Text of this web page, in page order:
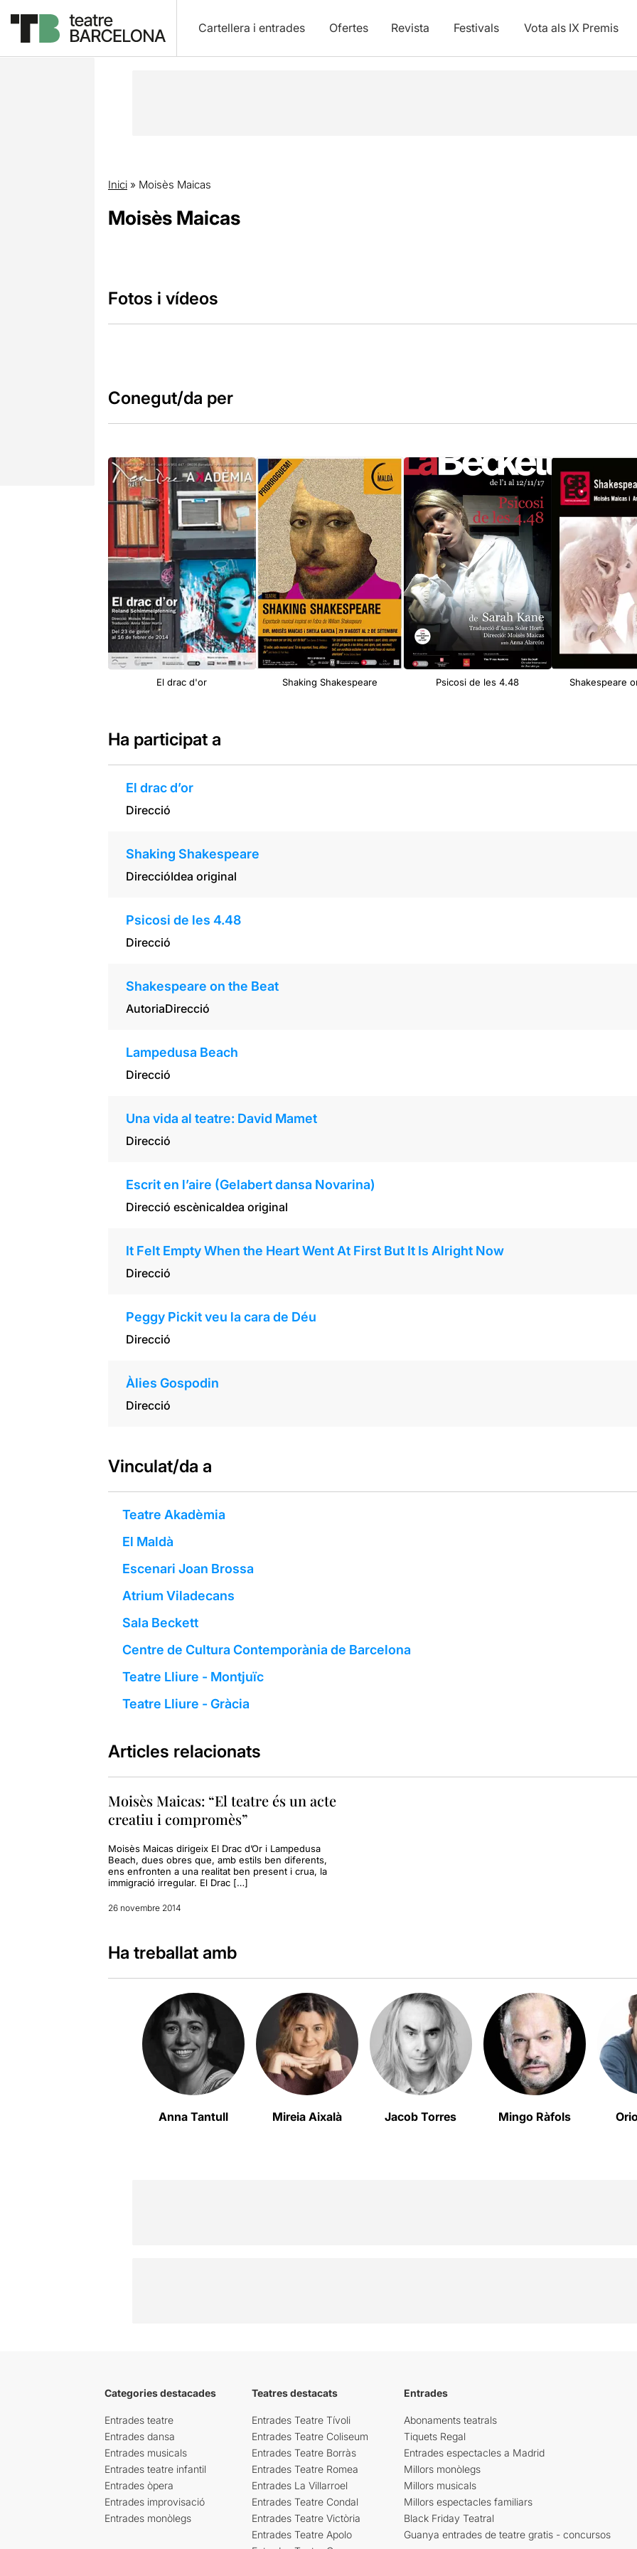
Cartellera i entrades Ofertes Revista Festivals Vota als IX Premis
Inici» Moisès Maicas
Moisès Maicas
Fotos i vídeos
Conegut/da per
El drac d'or Shaking Shakespeare Psicosi de les 4.48 Shakespeare
Ha participat a
El drac d’or
Direcció
Shaking Shakespeare
DireccióIdea original
Psicosi de les 4.48
Direcció
Shakespeare on the Beat
AutoriaDirecció
Lampedusa Beach
Direcció
Una vida al teatre: David Mamet
Direcció
Escrit en l’aire (Gelabert dansa Novarina)
Direcció escènicaIdea original
It Felt Empty When the Heart Went At First But It Is Alright Now
Direcció
Peggy Pickit veu la cara de Déu
Direcció
Àlies Gospodin
Direcció
Vinculat/da a
Teatre Akadèmia
El Maldà
Escenari Joan Brossa
Atrium Viladecans
Sala Beckett
Centre de Cultura Contemporània de Barcelona
Teatre Lliure - Montjuïc
Teatre Lliure - Gràcia
Articles relacionats
Moisès Maicas: “El teatre és un acte
creatiu i compromès”
Moisès Maicas dirigeix El Drac d’Or i Lampedusa
Beach, dues obres que, amb estils ben diferents,
ens enfronten a una realitat ben present i crua, la
immigració irregular. El Drac […]
26 novembre 2014
Ha treballat amb
Anna Tantull Mireia Aixalà Jacob Torres Mingo Ràfols
Categories destacades
Entrades teatre
Entrades dansa
Entrades musicals
Entrades teatre infantil
Entrades òpera
Entrades improvisació
Entrades monòlegs
Teatres destacats
Entrades Teatre Tívoli
Entrades Teatre Coliseum
Entrades Teatre Borràs
Entrades Teatre Romea
Entrades La Villarroel
Entrades Teatre Condal
Entrades Teatre Victòria
Entrades Teatre Apolo
Entrades
Abonaments teatrals
Tiquets Regal
Entrades espectacles a Madrid
Millors monòlegs
Millors musicals
Millors espectacles familiars
Black Friday Teatral
Guanya entrades de teatre gratis - concursos